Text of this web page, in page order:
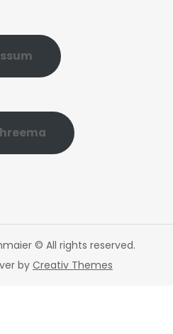
© All rights reserved.
by Creativ Themes